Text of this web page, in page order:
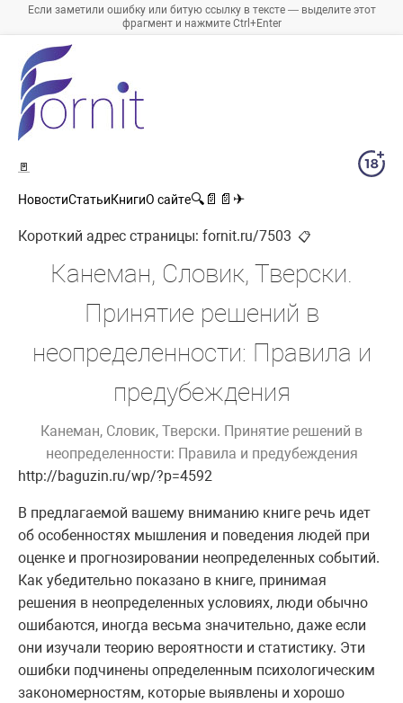
Если заметили ошибку или битую ссылку в тексте — выделите этот
фрагмент и нажмите Ctrl+Enter
🚪
НовостиСтатьиКнигиО сайте🔍 📄 📄 ✈
Короткий адрес страницы: fornit.ru/7503 📋
Канеман, Словик, Тверски.
Принятие решений в
неопределенности: Правила и
предубеждения
Канеман, Словик, Тверски. Принятие решений в
неопределенности: Правила и предубеждения
http://baguzin.ru/wp/?p=4592
В предлагаемой вашему вниманию книге речь идет
об особенностях мышления и поведения людей при
оценке и прогнозировании неопределенных событий.
Как убедительно показано в книге, принимая
решения в неопределенных условиях, люди обычно
ошибаются, иногда весьма значительно, даже если
они изучали теорию вероятности и статистику. Эти
ошибки подчинены определенным психологическим
закономерностям, которые выявлены и хорошо